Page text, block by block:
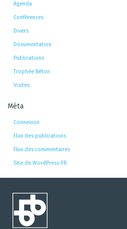
Agenda
Conférences
Divers
Documentation
Publications
Trophée Béton
Visites
Méta
Connexion
Flux des publications
Flux des commentaires
Site de WordPress-FR